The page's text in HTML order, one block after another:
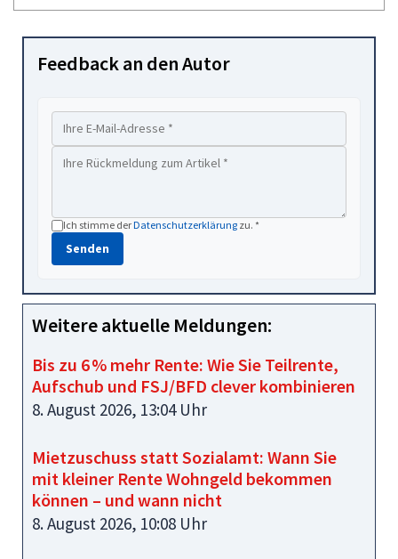
Feedback an den Autor
Ich stimme derDatenschutzerklärung zu. *
Senden
Weitere aktuelle Meldungen:
Bis zu 6 % mehr Rente: Wie Sie Teilrente,
Aufschub und FSJ/BFD clever kombinieren
8. August 2026, 13:04 Uhr
Mietzuschuss statt Sozialamt: Wann Sie
mit kleiner Rente Wohngeld bekommen
können – und wann nicht
8. August 2026, 10:08 Uhr